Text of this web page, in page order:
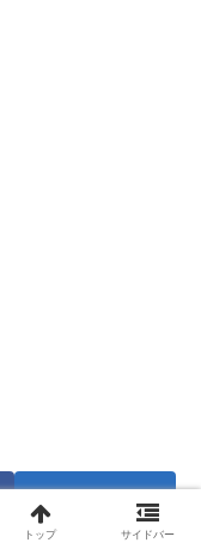
トップ サイドバー